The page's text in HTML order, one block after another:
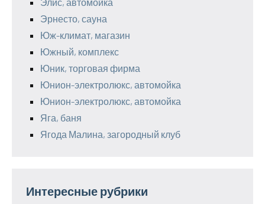
Эрнесто, сауна
Юж-климат, магазин
Южный, комплекс
Юник, торговая фирма
Юнион-электролюкс, автомойка
Юнион-электролюкс, автомойка
Яга, баня
Ягода Малина, загородный клуб
Интересные рубрики